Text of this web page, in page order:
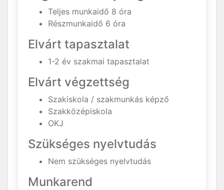
Teljes munkaidő 8 óra
Részmunkaidő 6 óra
Elvárt tapasztalat
1-2 év szakmai tapasztalat
Elvárt végzettség
Szakiskola / szakmunkás képző
Szakközépiskola
OKJ
Szükséges nyelvtudás
Nem szükséges nyelvtudás
Munkarend